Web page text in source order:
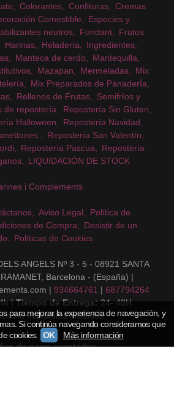
Colorantes Confituras
Cremas
Comestible
Especies y
neutros Fondant
Frutos
Harinas Heladería
Ingredientes
Manteca de cerdo
Mantequilla
Mazapan Mermeladas
Mix
Mix Preparados de PanaderÍa
Rellenos de Frutas
Semifríos y
de repostería
Repostería Sin Gluten
Halloween
Repostería Navidad
Repostería San Valentín
Repostería Pascua
Repostería
LIQUIDACIÓN DE STOCK
i Complements
Aviso Legal
Política de
de Compra
Desistir de un
Políticas de Cookies
ANGELS Nº 3 - 5 - 08921 SANTA
Barcelona - (España) |
| 934664761 | 687794264
| Tiempo de Entrega: 24- 48H
sin Impuestos incluidos
de pago aceptados
para mejorar la experiencia de navegación, y
Si continúa navegando consideramos que
cookies.
OK Más información